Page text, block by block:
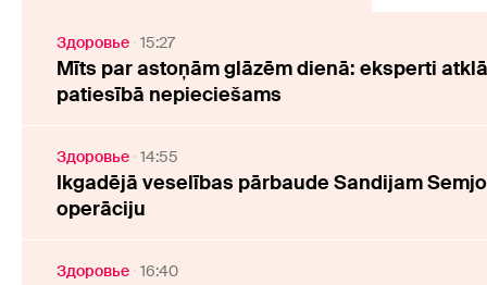
Здоровье 15:27
Mīts par astoņām glāzēm dienā: eksperti
patiesībā nepieciešams
Здоровье 14:55
Ikgadējā veselības pārbaude Sandijam
operāciju
Здоровье 16:40